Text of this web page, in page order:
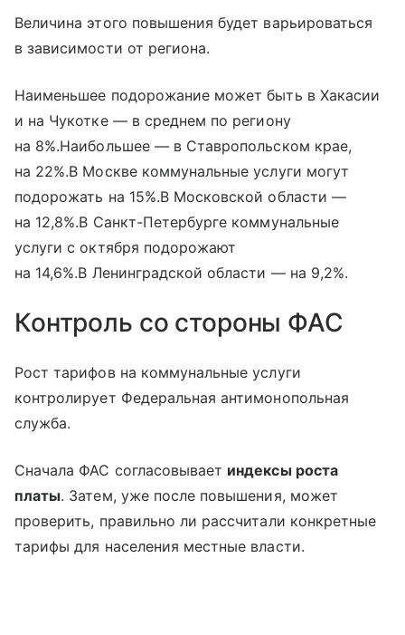
Величина этого повышения будет варьироваться
в зависимости от региона.
Наименьшее подорожание может быть в Хакасии
и на Чукотке — в среднем по региону
на 8%.Наибольшее — в Ставропольском крае,
на 22%.В Москве коммунальные услуги могут
подорожать на 15%.В Московской области —
на 12,8%.В Санкт-Петербурге коммунальные
услуги с октября подорожают
на 14,6%.В Ленинградской области — на 9,2%.
Контроль со стороны ФАС
Рост тарифов на коммунальные услуги
контролирует Федеральная антимонопольная
служба.
Сначала ФАС согласовывает индексы роста
платы. Затем, уже после повышения, может
проверить, правильно ли рассчитали конкретные
тарифы для населения местные власти.